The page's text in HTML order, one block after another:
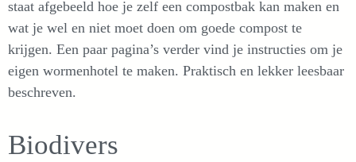
staat afgebeeld hoe je zelf een compostbak kan maken en
wat je wel en niet moet doen om goede compost te
krijgen. Een paar pagina’s verder vind je instructies om je
eigen wormenhotel te maken. Praktisch en lekker leesbaar
beschreven.
Biodivers